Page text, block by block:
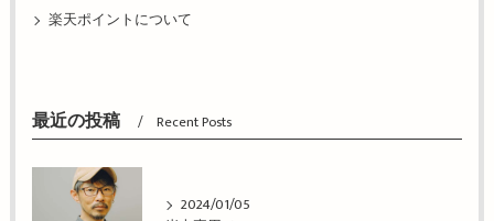
楽天ポイントについて
最近の投稿 Recent Posts
2024/01/05